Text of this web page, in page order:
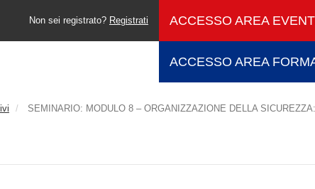
Non sei registrato? Registrati ACCESSO AREA
ACCESSO AREA
SEMINARIO: MODULO 8 – ORGANIZZAZIONE DELLA